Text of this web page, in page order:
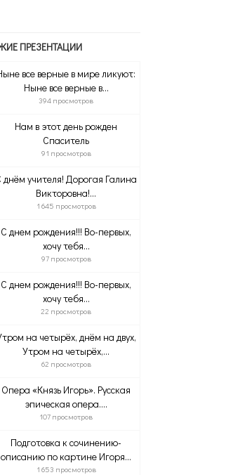
ПРЕЗЕНТАЦИИ
все верные в мире ликуют:
Ныне все верные в...
394 просмотров
Нам в этот день рожден
Спаситель
91 просмотров
днём учителя! Дорогая Галина
Викторовна!...
1 645 просмотров
С днем рождения!!! Во-первых,
хочу тебя...
97 просмотров
С днем рождения!!! Во-первых,
хочу тебя...
22 просмотров
на четырёх, днём на двух,
Утром на четырёх,...
62 просмотров
Опера «Князь Игорь». Русская
эпическая опера....
107 просмотров
Подготовка к сочинению-
описанию по картине Игоря...
1 653 просмотров